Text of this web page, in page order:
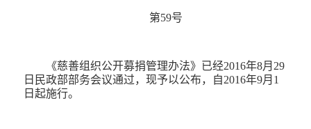
党建工作
| 支部介绍
第59号
《慈善组织公开募捐管理办法》已经2016年8月29
日民政部部务会议通过，现予以公布，自2016年9月1
日起施行。